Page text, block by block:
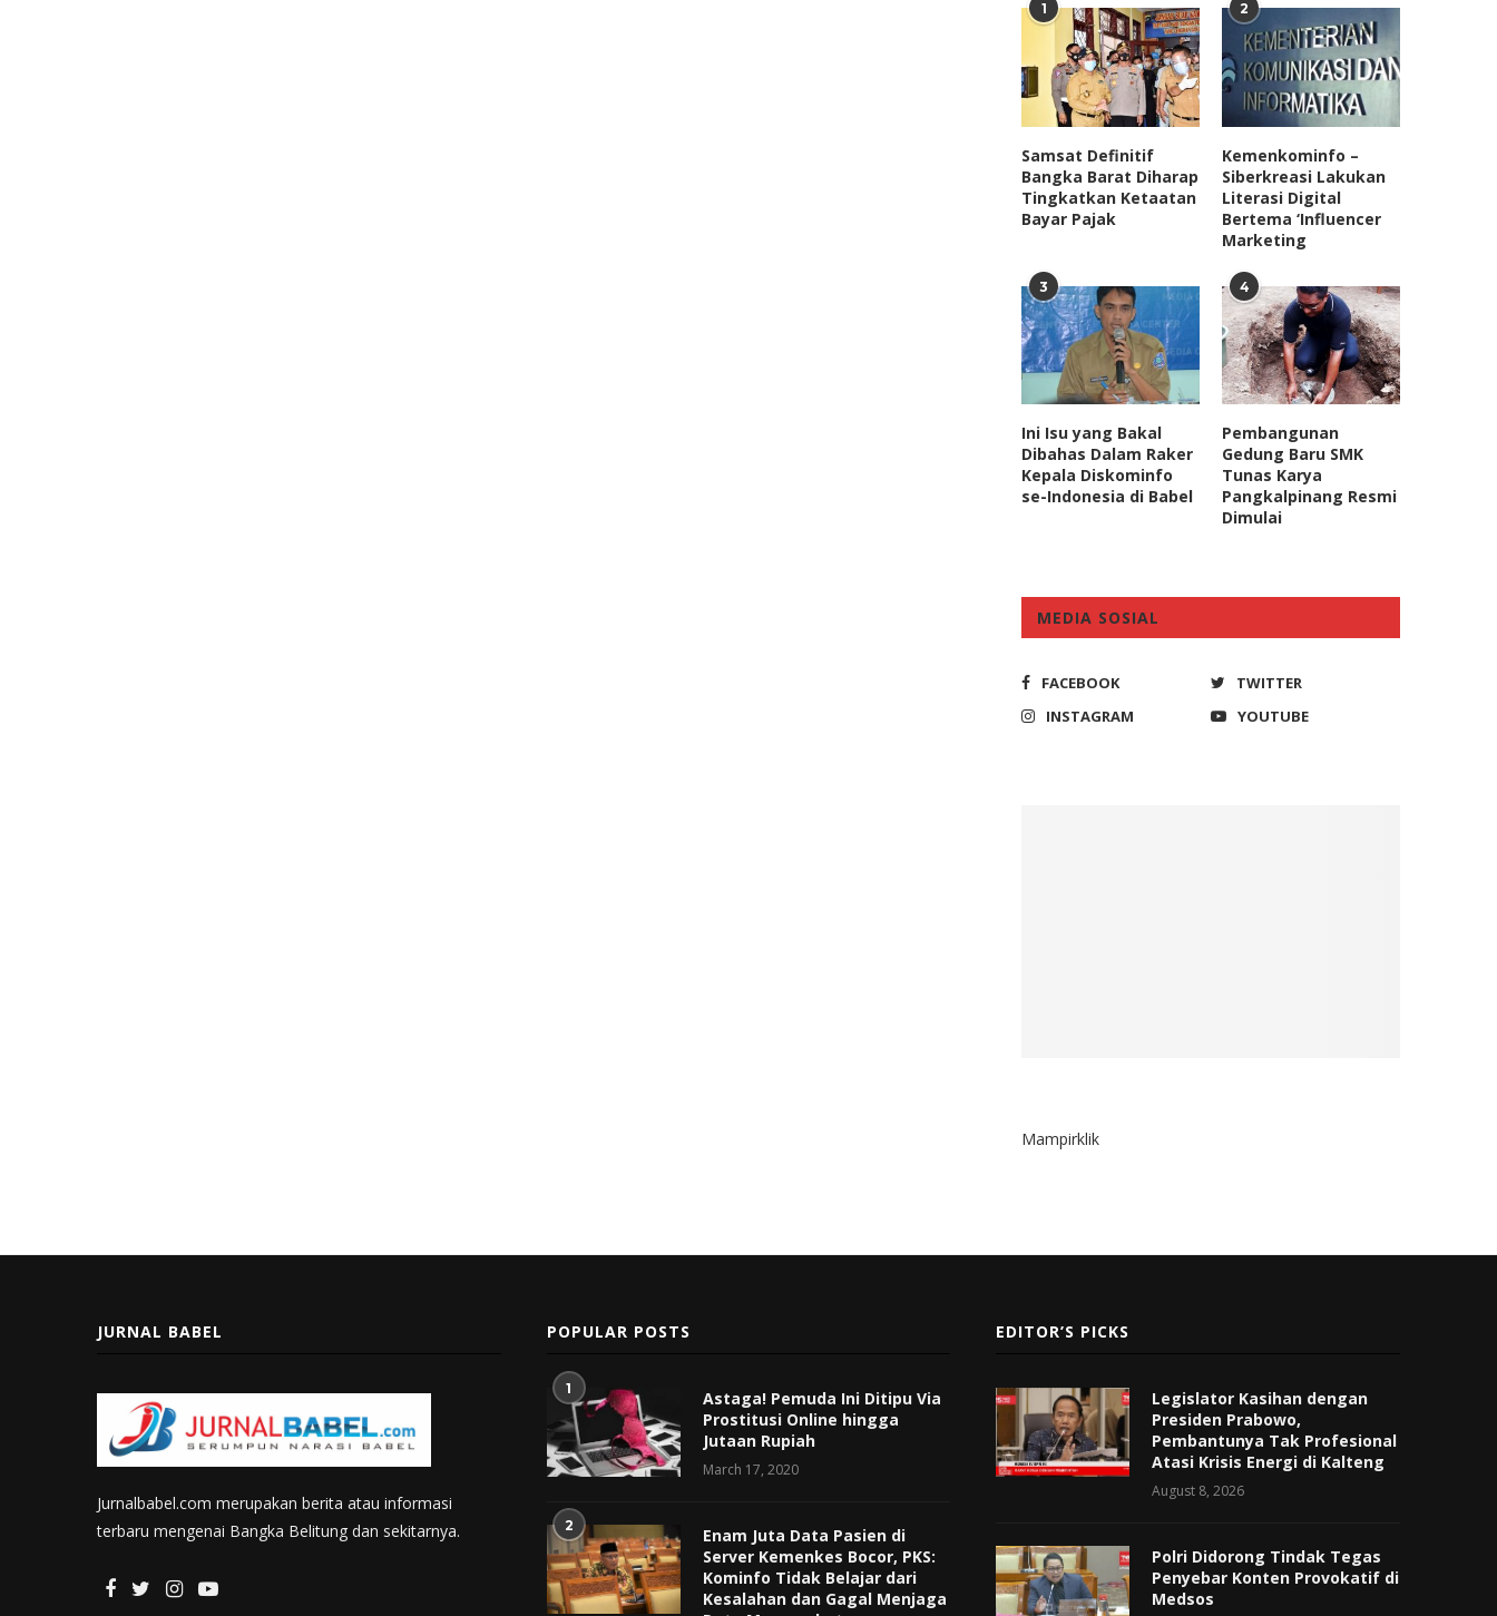
1
Samsat Definitif
Bangka Barat Diharap
Tingkatkan Ketaatan
Bayar Pajak
2
Kemenkominfo –
Siberkreasi Lakukan
Literasi Digital
Bertema ‘Influencer
Marketing
3
Ini Isu yang Bakal
Dibahas Dalam Raker
Kepala Diskominfo
se-Indonesia di Babel
4
Pembangunan
Gedung Baru SMK
Tunas Karya
Pangkalpinang Resmi
Dimulai
MEDIA SOSIAL
FACEBOOK
TWITTER
INSTAGRAM
YOUTUBE
Mampirklik
JURNAL BABEL
Jurnalbabel.com merupakan berita atau informasi
terbaru mengenai Bangka Belitung dan sekitarnya.
POPULAR POSTS
1
Astaga! Pemuda Ini Ditipu Via
Prostitusi Online hingga
Jutaan Rupiah
March 17, 2020
2
Enam Juta Data Pasien di
Server Kemenkes Bocor, PKS:
Kominfo Tidak Belajar dari
Kesalahan dan Gagal Menjaga
EDITOR’S PICKS
Legislator Kasihan dengan
Presiden Prabowo,
Pembantunya Tak Profesional
Atasi Krisis Energi di Kalteng
August 8, 2026
Polri Didorong Tindak Tegas
Penyebar Konten Provokatif di
Medsos